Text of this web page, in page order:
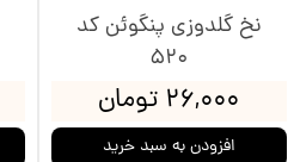
نخ گلدوزی پنگوئن کد
520
۲۶,۰۰۰ تومان
افزودن به سبد خرید